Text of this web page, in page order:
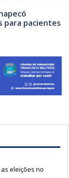
para pacientes
eleições no